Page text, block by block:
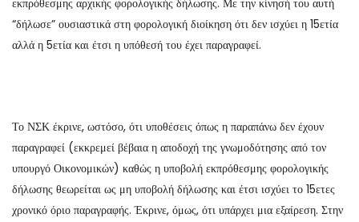
εκπρόθεσμης αρχικής φορολογικής δήλωσης. Με την κίνησή του αυτή
“δήλωσε” ουσιαστικά στη φορολογική διοίκηση ότι δεν ισχύει η 15ετία
αλλά η 5ετία και έτσι η υπόθεσή του έχει παραγραφεί.
Το ΝΣΚ έκρινε, ωστόσο, ότι υποθέσεις όπως η παραπάνω δεν έχουν
παραγραφεί (εκκρεμεί βέβαια η αποδοχή της γνωμοδότησης από τον
υπουργό Οικονομικών) καθώς η υποβολή εκπρόθεσμης φορολογικής
δήλωσης θεωρείται ως μη υποβολή δήλωσης και έτσι ισχύει το 15ετες
χρονικό όριο παραγραφής. Έκρινε, όμως, ότι υπάρχει μια εξαίρεση. Στην